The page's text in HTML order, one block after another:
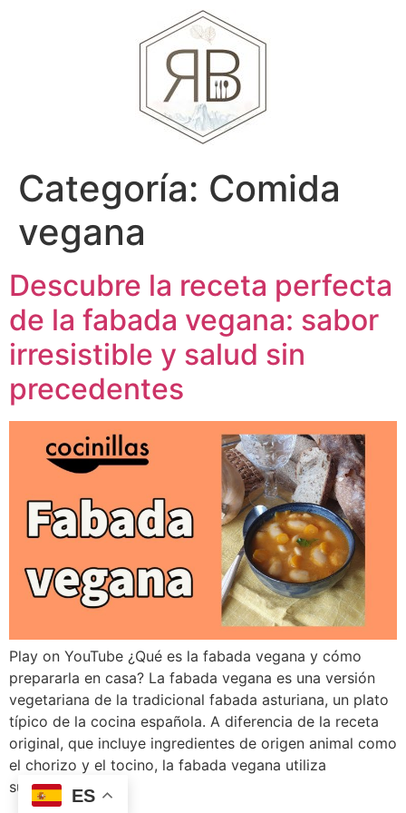
Categoría: Comida
vegana
Descubre la receta perfecta
de la fabada vegana: sabor
irresistible y salud sin
precedentes
Play on YouTube ¿Qué es la fabada vegana y cómo
prepararla en casa? La fabada vegana es una versión
vegetariana de la tradicional fabada asturiana, un plato
típico de la cocina española. A diferencia de la receta
original, que incluye ingredientes de origen animal como
el chorizo y el tocino, la fabada vegana utiliza
sustitutos…
ES